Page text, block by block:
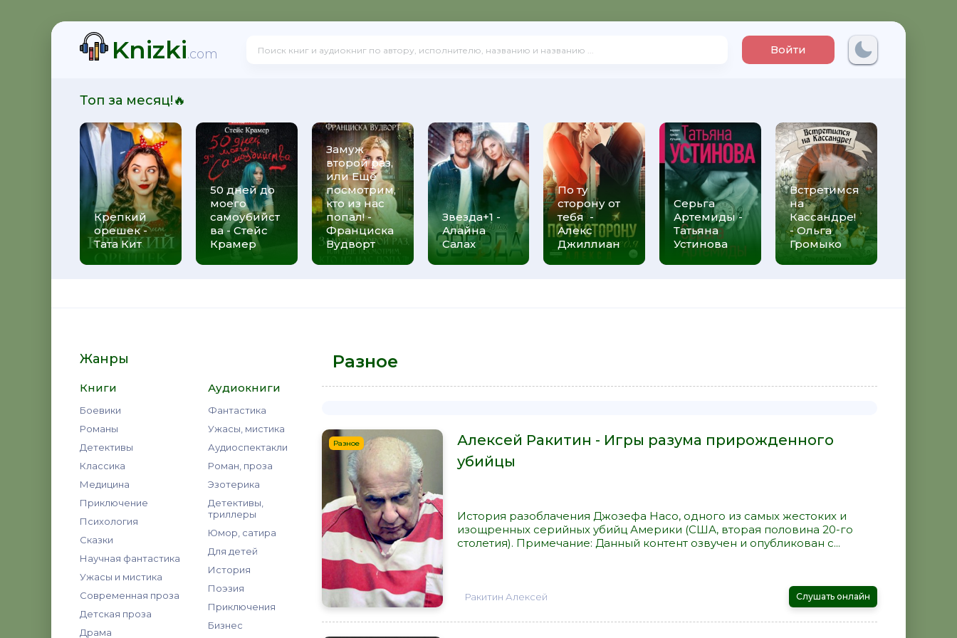
Knizki.com Войти
Топ за месяц!🔥
Крепкий
орешек -
Тата Кит
50 дней до
моего
самоубийст
ва - Стейс
Крамер
Замуж
второй раз,
или Ещё
посмотрим,
кто из нас
попал! -
Франциска
Вудворт
Звезда+1 -
Алайна
Салах
По ту
сторону от
тебя -
Алекс
Джиллиан
Серьга
Артемиды -
Татьяна
Устинова
Встретимся
на
Кассандре!
- Ольга
Громыко
Жанры
Книги
Боевики
Романы
Детективы
Классика
Медицина
Приключение
Психология
Сказки
Научная фантастика
Ужасы и мистика
Современная проза
Детская проза
Драма
Аудиокниги
Фантастика
Ужасы, мистика
Аудиоспектакли
Роман, проза
Эзотерика
Детективы,
триллеры
Юмор, сатира
Для детей
История
Поэзия
Приключения
Бизнес
Разное
Разное
Алексей Ракитин - Игры разума прирожденного
убийцы
История разоблачения Джозефа Насо, одного из самых жестоких и
изощренных серийных убийц Америки (США, вторая половина 20-го
столетия). Примечание: Данный контент озвучен и опубликован с...
Ракитин Алексей Слушать онлайн